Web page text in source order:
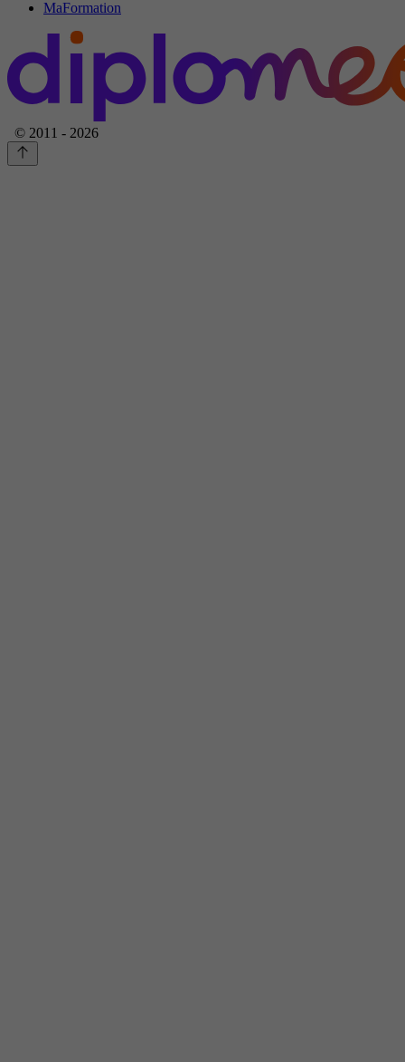
MaFormation
© 2011 - 2026